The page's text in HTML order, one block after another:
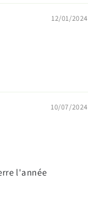
12/01/2024
10/07/2024
l'année